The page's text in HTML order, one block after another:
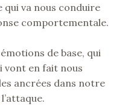
va nous conduire
comportementale.
de base, qui
vont en fait nous
ancrées dans notre